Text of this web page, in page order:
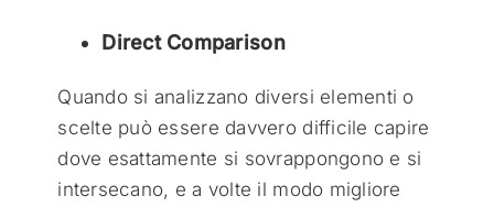
Direct Comparison
Quando si analizzano diversi elementi o
scelte può essere davvero difficile capire
dove esattamente si sovrappongono e si
intersecano, e a volte il modo migliore